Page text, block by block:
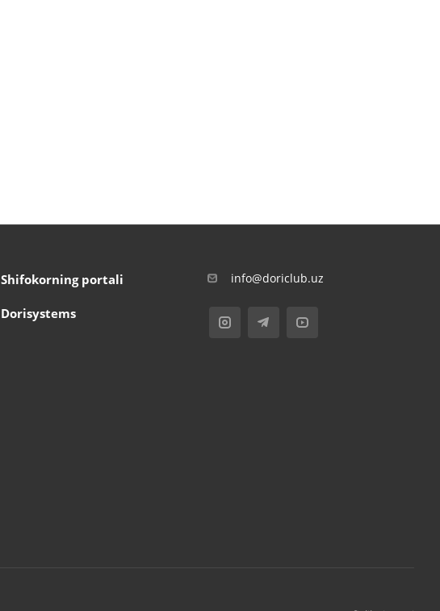
Shifokorning portali
Dorisystems
info@doriclub.uz